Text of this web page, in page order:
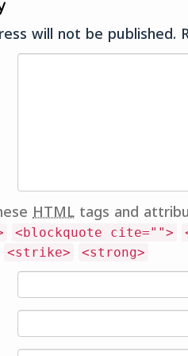
മുതൽ അവൾ
will not be published.
HTML tags and
<blockquote cite="">
<strike> <strong>